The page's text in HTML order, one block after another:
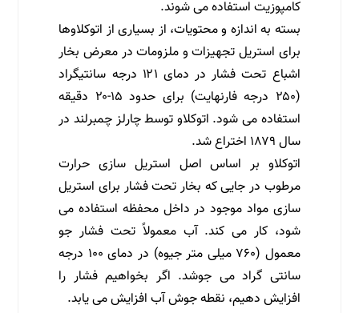
کامپوزیت استفاده می شوند.
بسته به اندازه و محتویات، از بسیاری از اتوکلاوها
برای استریل تجهیزات و ملزومات در معرض بخار
اشباع تحت فشار در دمای ۱۲۱ درجه سانتیگراد
(۲۵۰ درجه فارنهایت) برای حدود ۱۵-۲۰ دقیقه
استفاده می شود. اتوکلاو توسط چارلز چمبرلند در
سال ۱۸۷۹ اختراع شد.
اتوکلاو بر اساس اصل استریل سازی حرارت
مرطوب در جایی که بخار تحت فشار برای استریل
سازی مواد موجود در داخل محفظه استفاده می
شود، کار می کند. آب معمولاً تحت فشار جو
معمول (۷۶۰ میلی متر جیوه) در دمای ۱۰۰ درجه
سانتی گراد می جوشد. اگر بخواهیم فشار را
افزایش دهیم، نقطه جوش آب افزایش می یابد.